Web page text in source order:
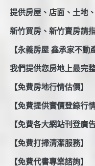
提供房屋、店面、土地
新竹買房、新竹賣房請
【永義房屋 鑫承家不動
我們提供您房地上最完
【免費房地行情估價】
【免費提供實價登錄行
【免費各大網站刊登廣告
【免費打掃清潔服務】
【免費代書專業諮詢】